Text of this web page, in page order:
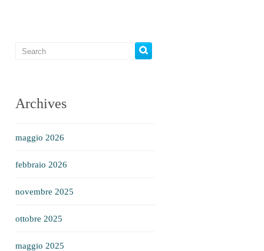
Archives
maggio 2026
febbraio 2026
novembre 2025
ottobre 2025
maggio 2025